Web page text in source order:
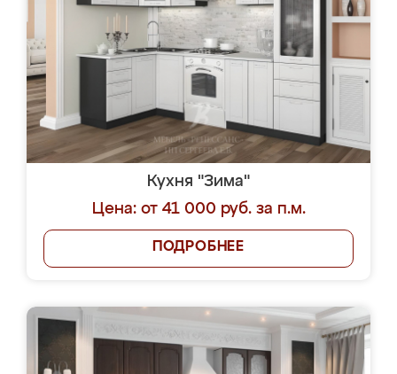
Кухня "Зима"
Цена: от 41 000 руб. за п.м.
ПОДРОБНЕЕ